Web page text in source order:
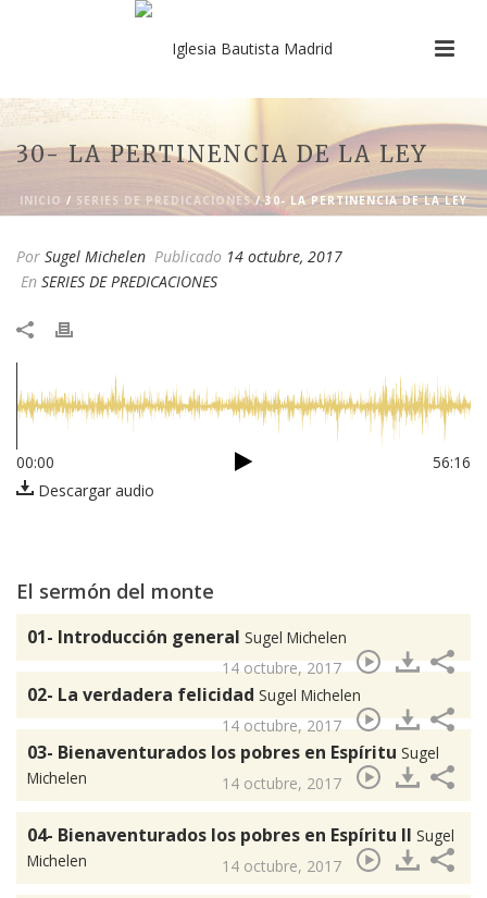
30- LA PERTINENCIA DE LA LEY
INICIO / SERIES DE PREDICACIONES/ 30- LA PERTINENCIA DE LA LEY
Por Sugel Michelen Publicado 14 octubre, 2017
En SERIES DE PREDICACIONES
00:00
56:16
Descargar audio
El sermón del monte
01- Introducción general Sugel Michelen
14 octubre, 2017
02- La verdadera felicidad Sugel Michelen
14 octubre, 2017
03- Bienaventurados los pobres en Espíritu Sugel
Michelen
14 octubre, 2017
04- Bienaventurados los pobres en Espíritu II Sugel
Michelen
14 octubre, 2017